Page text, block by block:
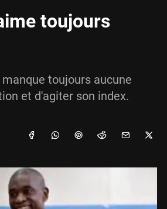
toujours
toujours aucune
et d'agiter son index.